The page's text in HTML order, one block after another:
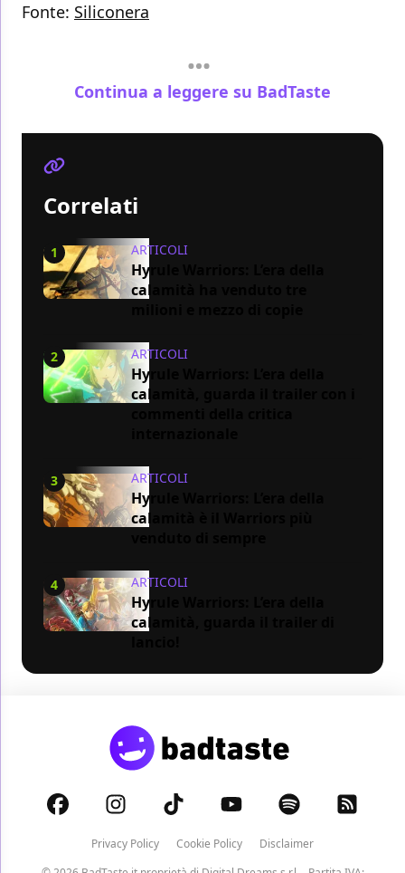
Fonte: Siliconera
Continua a leggere su BadTaste
Correlati
1 ARTICOLI
Hyrule Warriors: L’era della
calamità ha venduto tre
2 ARTICOLI
Hyrule Warriors: L’era della
calamità, guarda il trailer con i
3 ARTICOLI
Hyrule Warriors: L’era della
calamità è il Warriors più
4 ARTICOLI
Hyrule Warriors: L’era della
calamità, guarda il trailer di
Privacy Policy Cookie Policy
Disclaimer